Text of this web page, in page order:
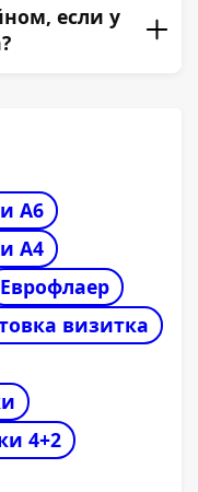
для
от 1000
если у
А6
А4
Еврофлаер
визитка
4+2